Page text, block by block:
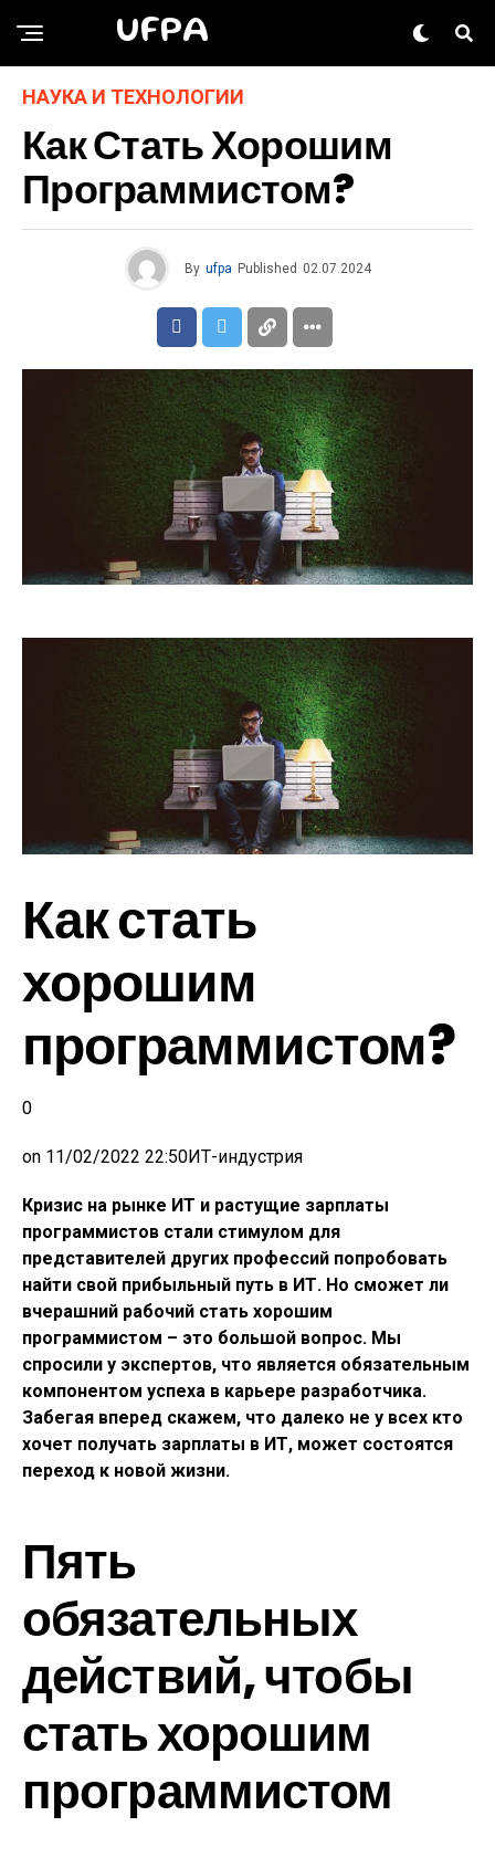
UFPA
НАУКА И ТЕХНОЛОГИИ
Как Стать Хорошим
Программистом?
By ufpa Published 02.07.2024
Как стать
хорошим
программистом?
0
on 11/02/2022 22:50ИТ-индустрия
Кризис на рынке ИТ и растущие зарплаты
программистов стали стимулом для
представителей других профессий попробовать
найти свой прибыльный путь в ИТ. Но сможет ли
вчерашний рабочий стать хорошим
программистом – это большой вопрос. Мы
спросили у экспертов, что является обязательным
компонентом успеха в карьере разработчика.
Забегая вперед скажем, что далеко не у всех кто
хочет получать зарплаты в ИТ, может состоятся
переход к новой жизни.
Пять
обязательных
действий, чтобы
стать хорошим
программистом